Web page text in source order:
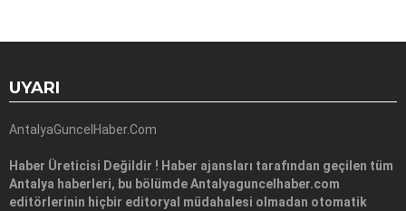
UYARI
AntalyaGuncelHaber.Com
Haber Üreticisi Değildir ! Haber ajansları tarafından geçilen tüm
Antalya haberleri, bu bölümde Antalyaguncelhaber.com
editörlerinin hiçbir editoryal müdahalesi olmadan otomatik